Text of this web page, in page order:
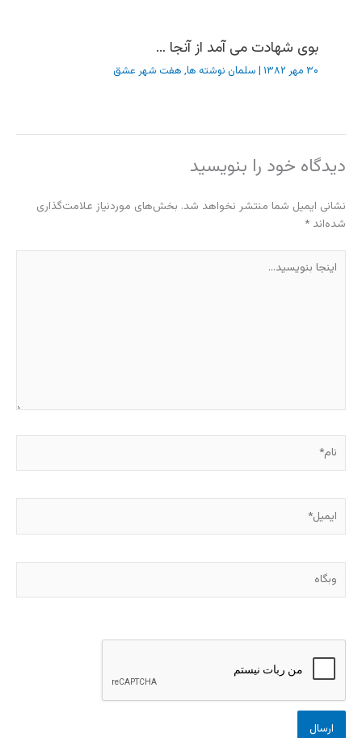
بوی شهادت می آمد از آنجا …
۳۰ مهر ۱۳۸۲ | سلمان نوشته ها, هفت شهر عشق
دیدگاه‌ خود را بنویسید
نشانی ایمیل شما منتشر نخواهد شد. بخش‌های موردنیاز علامت‌گذاری
شده‌اند *
بنویسید…
وبگاه